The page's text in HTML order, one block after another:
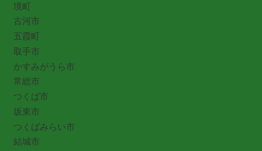
境町
古河市
五霞町
取手市
かすみがうら市
常総市
つくば市
坂東市
つくばみらい市
結城市